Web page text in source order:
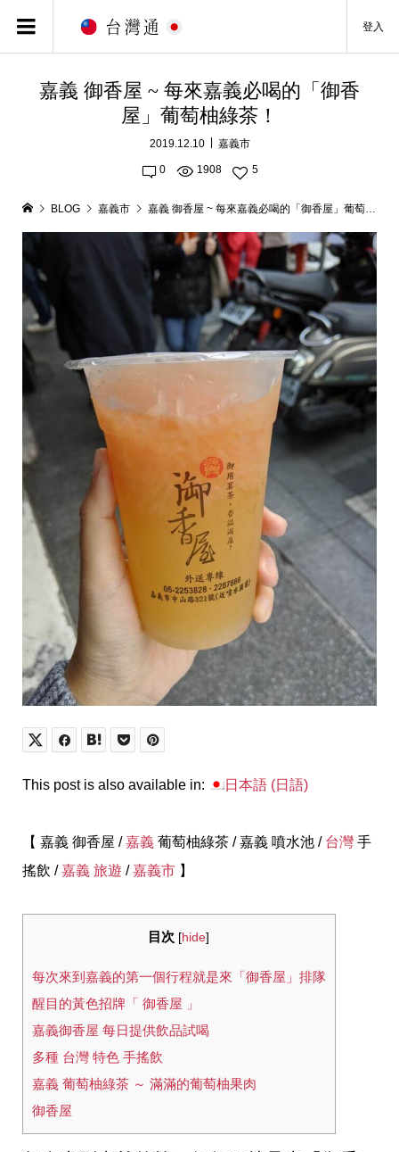
登入
嘉義 御香屋 ~ 每來嘉義必喝的「御香
屋」葡萄柚綠茶！
2019.12.10 嘉義市
0 1908 5
BLOG 嘉義市 嘉義 御香屋 ~ 每來嘉義必喝的「御香屋」葡萄柚綠茶！
This post is also available in: 日本語(日語)
【 嘉義 御香屋 /嘉義葡萄柚綠茶 / 嘉義 噴水池 / 台灣手
搖飲 /嘉義 旅遊 /嘉義市】
目次 [hide]
每次來到嘉義的第一個行程就是來「御香屋」排隊
醒目的黃色招牌「 御香屋 」
嘉義御香屋 每日提供飲品試喝
多種 台灣 特色 手搖飲
嘉義 葡萄柚綠茶 ～ 滿滿的葡萄柚果肉
御香屋